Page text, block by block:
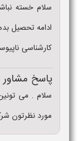
سلام خسته
ادامه تحصیل
کارشناسی
پاسخ مشاور
سلام . می
مورد نظرتون